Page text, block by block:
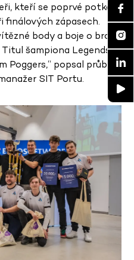
kteří se poprvé potkali
finálových zápasech.
body a boje o bronz
šampiona Legends
Poggers,“ popsal průběh
SIT Portu.